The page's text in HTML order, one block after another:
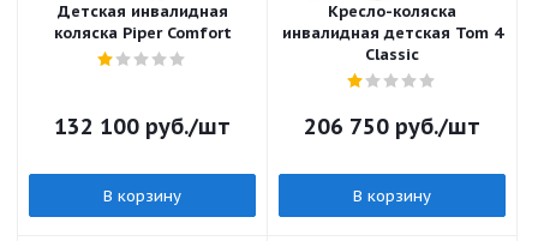
Детская инвалидная
коляска Piper Comfort
132 100 руб./шт
В корзину
Кресло-коляска
инвалидная детская Tom 4
Classic
206 750 руб./шт
В корзину